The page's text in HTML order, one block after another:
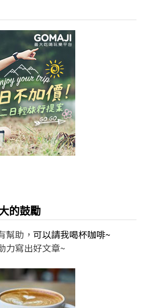
的鼓勵
幫助， 可以請我喝杯咖啡~
力寫出好文章~